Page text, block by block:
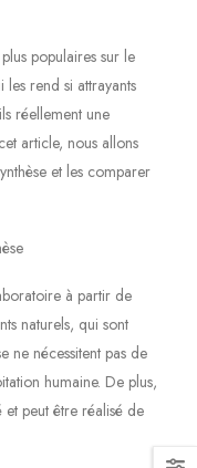
populaires sur le
les rend si attrayants
réellement une
article, nous allons
et les comparer
à partir de
naturels, qui sont
ne nécessitent pas de
humaine. De plus,
peut être réalisé de